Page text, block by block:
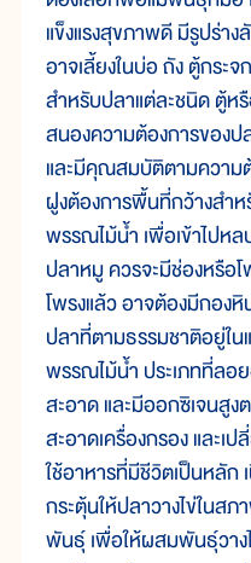
แข็งแรงสุขภาพดี มีรูปร่
อาจเลี้ยงในบ่อ ถัง ตู้กระ
สำหรับปลาแต่ละชนิด ตู้ห
สนองความต้องการของป
และมีคุณสมบัติตามความ
ฝูงต้องการพื้นที่กว้างสำ
พรรณไม้น้ำ เพื่อเข้าไปห
ปลาหมู ควรจะมีช่องหรือ
โพรงแล้ว อาจต้องมีกอง
ปลาที่ตามธรรมชาติอยู่ใน
พรรณไม้น้ำ ประเภทที่ล
สะอาด และมีออกซิเจนสู
สะอาดเครื่องกรอง และเ
ใช้อาหารที่มีชีวิตเป็นหลัก
กระตุ้นให้ปลาวางไข่ในส
พันธุ์ เพื่อให้ผสมพันธุ์วาง